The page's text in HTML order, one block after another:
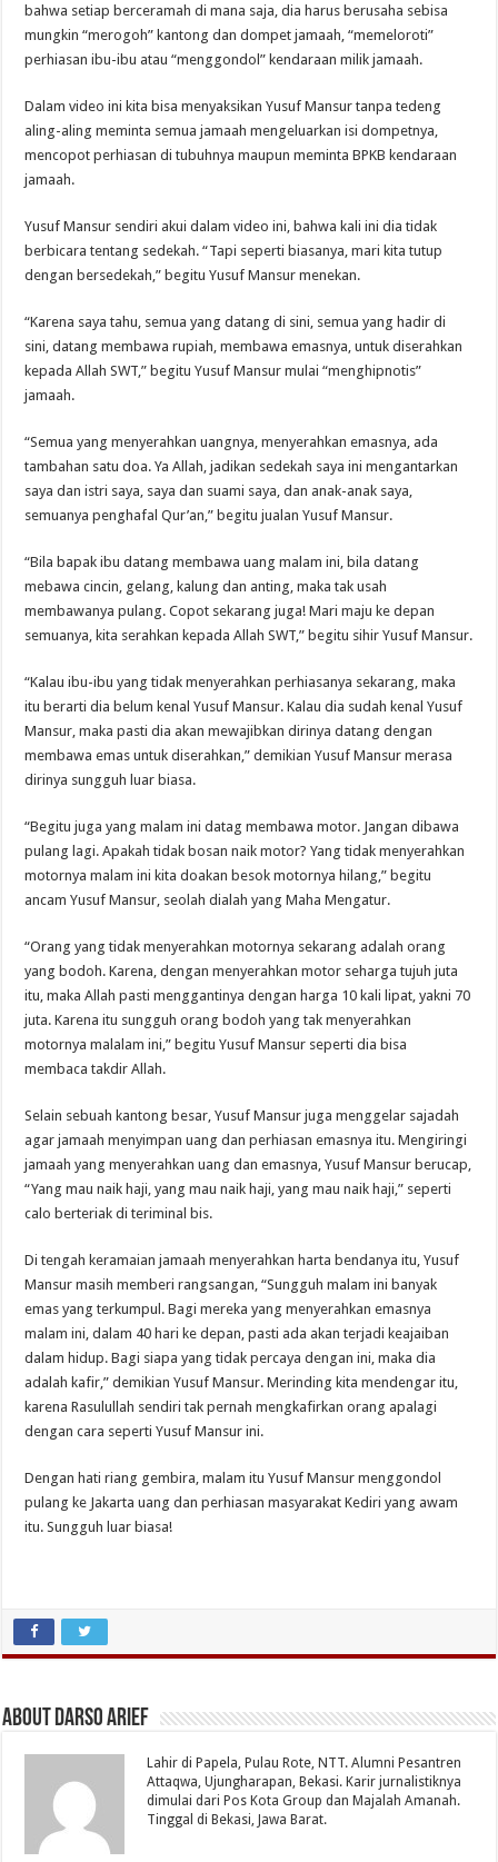
bahwa setiap berceramah di mana saja, dia harus berusaha sebisa
mungkin “merogoh” kantong dan dompet jamaah, “memeloroti”
perhiasan ibu-ibu atau “menggondol” kendaraan milik jamaah.
Dalam video ini kita bisa menyaksikan Yusuf Mansur tanpa tedeng
aling-aling meminta semua jamaah mengeluarkan isi dompetnya,
mencopot perhiasan di tubuhnya maupun meminta BPKB kendaraan
jamaah.
Yusuf Mansur sendiri akui dalam video ini, bahwa kali ini dia tidak
berbicara tentang sedekah. “Tapi seperti biasanya, mari kita tutup
dengan bersedekah,” begitu Yusuf Mansur menekan.
“Karena saya tahu, semua yang datang di sini, semua yang hadir di
sini, datang membawa rupiah, membawa emasnya, untuk diserahkan
kepada Allah SWT,” begitu Yusuf Mansur mulai “menghipnotis”
jamaah.
“Semua yang menyerahkan uangnya, menyerahkan emasnya, ada
tambahan satu doa. Ya Allah, jadikan sedekah saya ini mengantarkan
saya dan istri saya, saya dan suami saya, dan anak-anak saya,
semuanya penghafal Qur’an,” begitu jualan Yusuf Mansur.
“Bila bapak ibu datang membawa uang malam ini, bila datang
mebawa cincin, gelang, kalung dan anting, maka tak usah
membawanya pulang. Copot sekarang juga! Mari maju ke depan
semuanya, kita serahkan kepada Allah SWT,” begitu sihir Yusuf Mansur.
“Kalau ibu-ibu yang tidak menyerahkan perhiasanya sekarang, maka
itu berarti dia belum kenal Yusuf Mansur. Kalau dia sudah kenal Yusuf
Mansur, maka pasti dia akan mewajibkan dirinya datang dengan
membawa emas untuk diserahkan,” demikian Yusuf Mansur merasa
dirinya sungguh luar biasa.
“Begitu juga yang malam ini datag membawa motor. Jangan dibawa
pulang lagi. Apakah tidak bosan naik motor? Yang tidak menyerahkan
motornya malam ini kita doakan besok motornya hilang,” begitu
ancam Yusuf Mansur, seolah dialah yang Maha Mengatur.
“Orang yang tidak menyerahkan motornya sekarang adalah orang
yang bodoh. Karena, dengan menyerahkan motor seharga tujuh juta
itu, maka Allah pasti menggantinya dengan harga 10 kali lipat, yakni 70
juta. Karena itu sungguh orang bodoh yang tak menyerahkan
motornya malalam ini,” begitu Yusuf Mansur seperti dia bisa
membaca takdir Allah.
Selain sebuah kantong besar, Yusuf Mansur juga menggelar sajadah
agar jamaah menyimpan uang dan perhiasan emasnya itu. Mengiringi
jamaah yang menyerahkan uang dan emasnya, Yusuf Mansur berucap,
“Yang mau naik haji, yang mau naik haji, yang mau naik haji,” seperti
calo berteriak di teriminal bis.
Di tengah keramaian jamaah menyerahkan harta bendanya itu, Yusuf
Mansur masih memberi rangsangan, “Sungguh malam ini banyak
emas yang terkumpul. Bagi mereka yang menyerahkan emasnya
malam ini, dalam 40 hari ke depan, pasti ada akan terjadi keajaiban
dalam hidup. Bagi siapa yang tidak percaya dengan ini, maka dia
adalah kafir,” demikian Yusuf Mansur. Merinding kita mendengar itu,
karena Rasulullah sendiri tak pernah mengkafirkan orang apalagi
dengan cara seperti Yusuf Mansur ini.
Dengan hati riang gembira, malam itu Yusuf Mansur menggondol
pulang ke Jakarta uang dan perhiasan masyarakat Kediri yang awam
itu. Sungguh luar biasa!
About Darso Arief
Lahir di Papela, Pulau Rote, NTT. Alumni Pesantren
Attaqwa, Ujungharapan, Bekasi. Karir jurnalistiknya
dimulai dari Pos Kota Group dan Majalah Amanah.
Tinggal di Bekasi, Jawa Barat.